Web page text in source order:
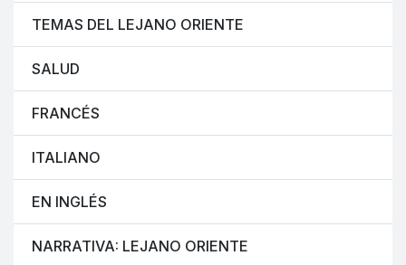
TEMAS DEL LEJANO ORIENTE
SALUD
FRANCÉS
ITALIANO
EN INGLÉS
NARRATIVA: LEJANO ORIENTE